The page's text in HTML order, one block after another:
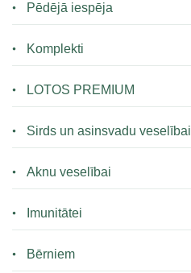
Pēdējā iespēja
Komplekti
LOTOS PREMIUM
Sirds un asinsvadu veselībai
Aknu veselībai
Imunitātei
Bērniem